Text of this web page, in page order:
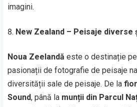
imagini.
New Zealand – Peisaje diverse
Noua Zeelandă este o destinație
pasionații de fotografie de peisaje
diversității sale de peisaje. De la
Sound, până la munții din Parcul